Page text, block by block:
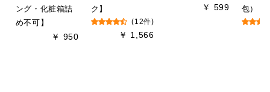
ング・化粧箱詰
め不可】
￥ 950
ク】
(12件)
￥ 1,566
￥ 599
包）